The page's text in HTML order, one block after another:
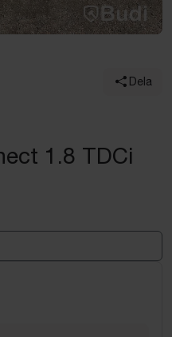
Dela
1.8 TDCi